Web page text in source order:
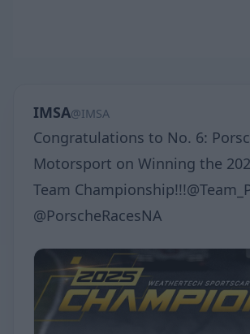
IMSA@IMSA
Congratulations to No. 6:
Motorsport on Winning the
Team
@PorscheRacesNA